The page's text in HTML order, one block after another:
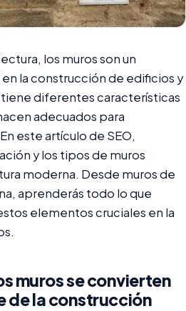
los muros son un
la construcción de edificios y
diferentes características
adecuados para
este artículo de SEO,
y los tipos de muros
moderna. Desde muros de
aprenderás todo lo que
elementos cruciales en la
muros se convierten
de la construcción